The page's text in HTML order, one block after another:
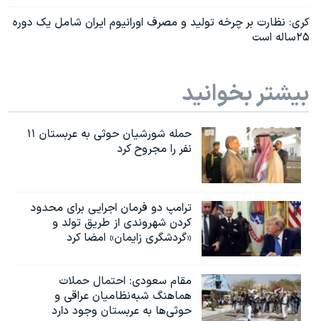
کری: نظارت بر چرخه تولید و مصرف اورانیوم ایران شامل یک دوره
۲۵ساله است
بیشتر بخوانید
حمله شورشیان حوثی به عربستان ۱۱
نفر را مجروح کرد
ترامپ دو فرمان اجرایی برای محدود
کردن شهروندی از طریق تولد و
«گردشگری زایمان» امضا کرد
مقام سعودی: احتمال حملات
هماهنگ شبه‌نظامیان عراقی و
حوثی‌ها به عربستان وجود دارد